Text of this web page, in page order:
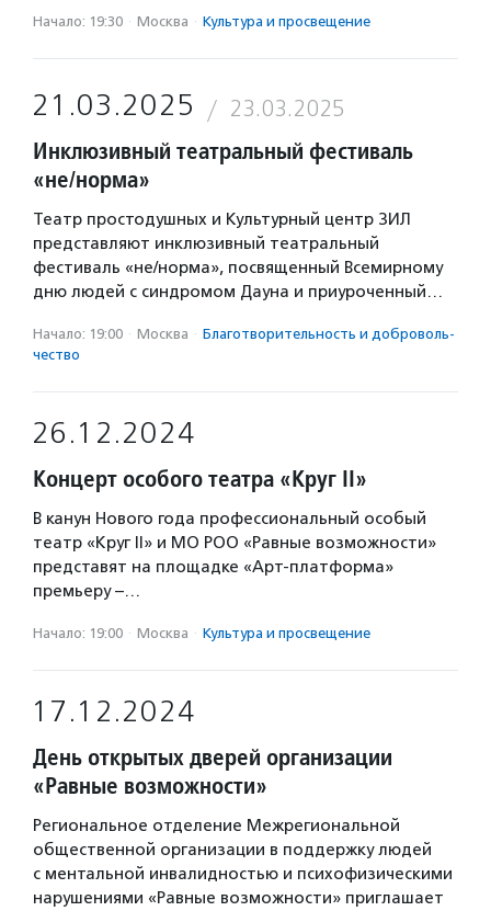
Начало: 19:30 · Москва · Культура и просвещение
21.03.2025 23.03.2025
Инклюзивный театральный фестиваль
«не/норма»
Театр простодушных и Культурный центр ЗИЛ
представляют инклюзивный театральный
фестиваль «не/норма», посвященный Всемирному
дню людей с синдромом Дауна и приуроченный…
Начало: 19:00 · Москва · Благотвори­тель­ность и доброволь­
чест­во
26.12.2024
Концерт особого театра «Круг II»
В канун Нового года профессиональный особый
театр «Круг II» и МО РОО «Равные возможности»
представят на площадке «Арт-платформа»
премьеру –…
Начало: 19:00 · Москва · Культура и просвещение
17.12.2024
День открытых дверей организации
«Равные возможности»
Региональное отделение Межрегиональной
общественной организации в поддержку людей
с ментальной инвалидностью и психофизическими
нарушениями «Равные возможности» приглашает